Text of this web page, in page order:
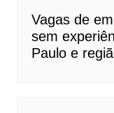
Vagas de
sem
Paulo e